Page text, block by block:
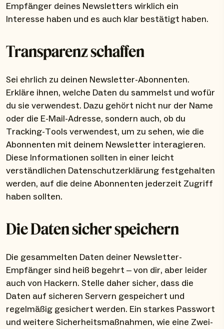
Empfänger deines Newsletters wirklich ein
Interesse haben und es auch klar bestätigt haben.
Transparenz schaffen
Sei ehrlich zu deinen Newsletter-Abonnenten.
Erkläre ihnen, welche Daten du sammelst und wofür
du sie verwendest. Dazu gehört nicht nur der Name
oder die E-Mail-Adresse, sondern auch, ob du
Tracking-Tools verwendest, um zu sehen, wie die
Abonnenten mit deinem Newsletter interagieren.
Diese Informationen sollten in einer leicht
verständlichen Datenschutzerklärung festgehalten
werden, auf die deine Abonnenten jederzeit Zugriff
haben sollten.
Die Daten sicher speichern
Die gesammelten Daten deiner Newsletter-
Empfänger sind heiß begehrt – von dir, aber leider
auch von Hackern. Stelle daher sicher, dass die
Daten auf sicheren Servern gespeichert und
regelmäßig gesichert werden. Ein starkes Passwort
und weitere Sicherheitsmaßnahmen, wie eine Zwei-